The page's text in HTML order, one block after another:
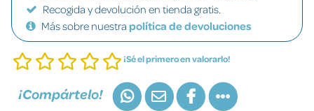
Recogida y devolución en tienda gratis.
Más sobre nuestra política de devoluciones
¡Sé el primero en valorarlo!
¡Compártelo!